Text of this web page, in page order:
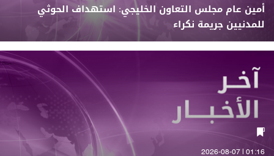
أمين عام مجلس التعاون الخليجي: استهداف الحوثي
للمدنيين جريمة نكراء
01:16 | 2026-08-07